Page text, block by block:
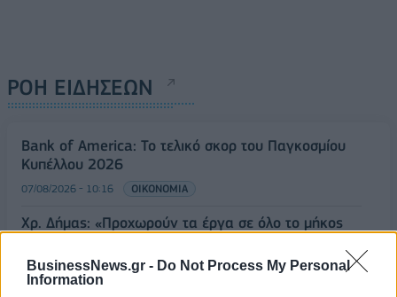
BusinessNews.gr - Do Not Process My Personal
Information
ΡΟΗ ΕΙΔΗΣΕΩΝ
Bank of America: Το τελικό σκορ του Παγκοσμίου
Κυπέλλου 2026
07/08/2026 - 10:16 ΟΙΚΟΝΟΜΙΑ
Χρ. Δήμας: «Προχωρούν τα έργα σε όλο το μήκος
07/08/2026 - 09:50 ΠΟΛΙΤΙΚΗ